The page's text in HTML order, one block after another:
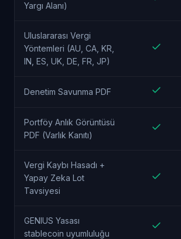
Yargı Alanı)
Uluslararası Vergi
Yöntemleri (AU, CA, KR,
IN, ES, UK, DE, FR, JP)
Denetim Savunma PDF
Portföy Anlık Görüntüsü
PDF (Varlık Kanıtı)
Vergi Kaybı Hasadı +
Yapay Zeka Lot
Tavsiyesi
GENIUS Yasası
stablecoin uyumluluğu